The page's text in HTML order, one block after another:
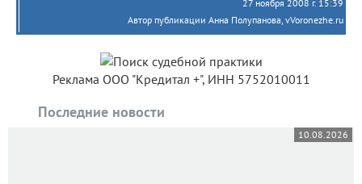
27 ноября 2008 г. 15:39
Автор публикации Анна Полупанова, vVoronezhe.ru
Реклама ООО "Кредитал +", ИНН 5752010011
Последние новости
10.08.2026